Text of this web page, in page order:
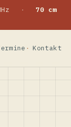
·
70 cm
Kontakt